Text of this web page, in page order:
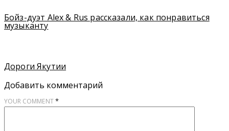
Бойз-дуэт Alex & Rus рассказали, как понравиться
музыканту
Дороги Якутии
Добавить комментарий
YOUR COMMENT*